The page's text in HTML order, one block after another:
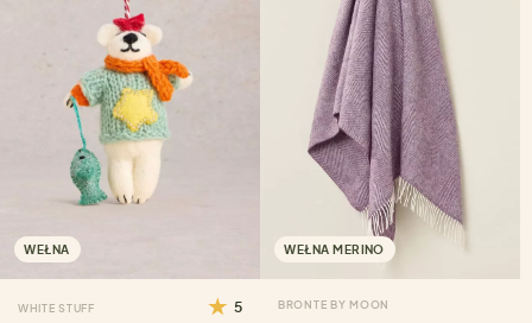
WEŁNA
WHITE STUFF 5
WEŁNA MERINO
BRONTE BY MOON